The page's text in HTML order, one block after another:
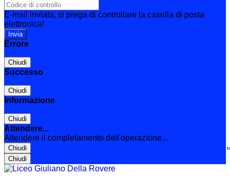
E-mail inviata, si prega di controllare la casella di posta
elettronica!
Errore
Chiudi
Successo
Chiudi
Informazione
Chiudi
Attendere...
Attendere il completamento dell'operazione...
Chiudi
Chiudi
Le